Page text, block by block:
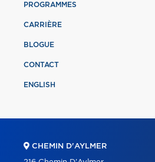
PROGRAMMES
CARRIÈRE
BLOGUE
CONTACT
ENGLISH
CHEMIN D'AYLMER